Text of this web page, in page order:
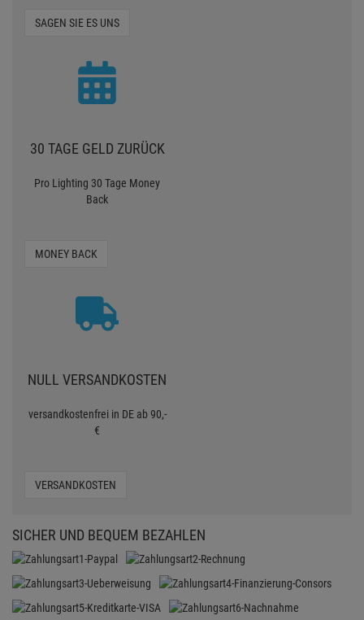
SAGEN SIE ES UNS
30 TAGE GELD ZURÜCK
Pro Lighting 30 Tage Money
Back
MONEY BACK
NULL VERSANDKOSTEN
versandkostenfrei in DE ab 90,-
€
VERSANDKOSTEN
SICHER UND BEQUEM BEZAHLEN